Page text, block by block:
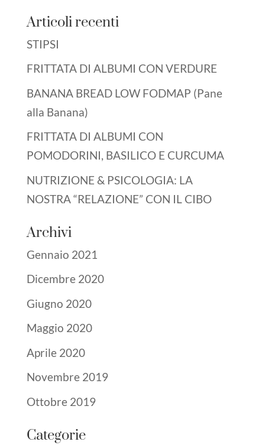
Articoli recenti
STIPSI
FRITTATA DI ALBUMI CON VERDURE
BANANA BREAD LOW FODMAP (Pane
alla Banana)
FRITTATA DI ALBUMI CON
POMODORINI, BASILICO E CURCUMA
NUTRIZIONE & PSICOLOGIA: LA
NOSTRA “RELAZIONE” CON IL CIBO
Archivi
Gennaio 2021
Dicembre 2020
Giugno 2020
Maggio 2020
Aprile 2020
Novembre 2019
Ottobre 2019
Categorie